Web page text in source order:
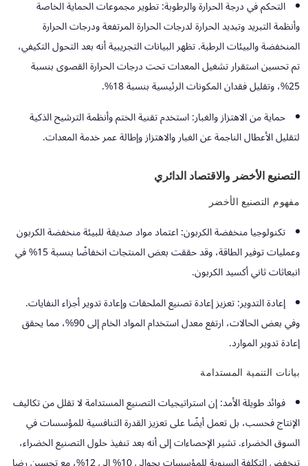
التحكم في درجة الحرارة والرطوبة:تطوير مجموعات الحماية الخاصة
وأنظمة التبريد وتبديد الحرارة لدرجات الحرارة المرتفعة ودرجات الحرارة
المنخفضة والبيئات الرطبة. تظهر البيانات التجريبية أنه بعد التحول التكيفي،
تم تحسين استقرار تشغيل المعدات تحت درجات الحرارة القصوى بنسبة
25%، وتقليل فقدان المكونات الرئيسية بنسبة 18%.
حماية من الاهتزاز والغبار:استخدم تقنية الختم وأنظمة الترشيح الذكية
لتقليل الأعطال الناجمة عن الغبار والاهتزاز وإطالة عمر خدمة المعدات.
التصنيع الأخضر والاقتصاد الدائري
مفهوم التصنيع الأخضر
تكنولوجيا منخفضة الكربون:اعتماد مواد صديقة للبيئة منخفضة الكربون
وعمليات توفير الطاقة، وقد حققت بعض المنتجات انخفاضًا بنسبة 15% في
انبعاثات ثاني أكسيد الكربون.
إعادة التدوير:تعزيز إعادة تصنيع الملحقات وإعادة تدوير أجزاء النفايات.
وفي بعض الحالات، ارتفع معدل استخدام المواد الخام إلى 90%، مما يحقق
إعادة تدوير الموارد.
بيانات التنمية المستدامة
فوائد طويلة الأمد:إن استراتيجيات التصنيع المستدامة لا تقلل من تكاليف
الإنتاج فحسب، بل تعمل أيضًا على تعزيز القدرة التنافسية للمؤسسات في
السوق الخضراء. تشير الإحصاءات إلى أنه بعد تنفيذ حلول التصنيع الخضراء،